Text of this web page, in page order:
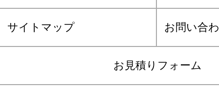
サイトマップ お問い合
お見積りフォーム